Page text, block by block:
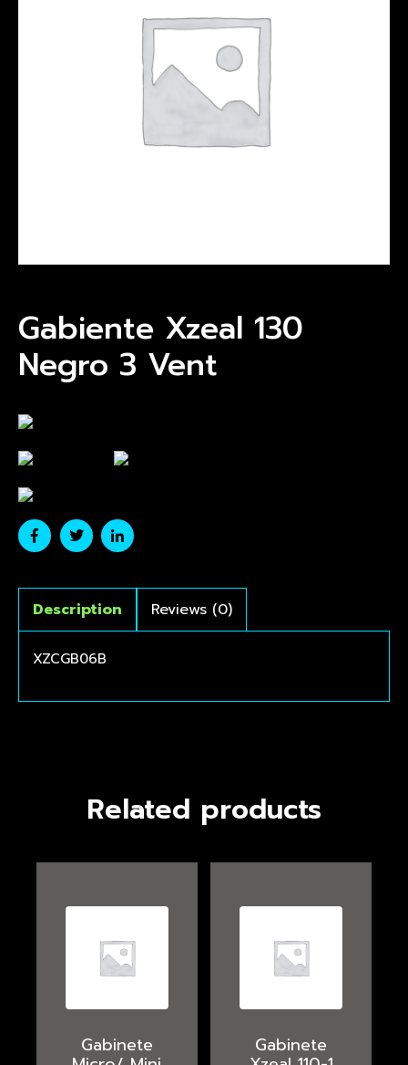
Gabiente Xzeal 130
Negro 3 Vent
Description Reviews (0)
XZCGB06B
Related products
Gabinete Gabinete